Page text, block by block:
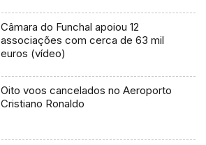
Câmara do Funchal apoiou 12
associações com cerca de 63 mil
euros (vídeo)
Oito voos cancelados no Aeroporto
Cristiano Ronaldo